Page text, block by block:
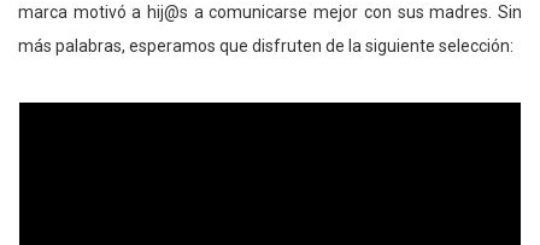
marca motivó a hij@s a comunicarse mejor con sus madres. Sin
más palabras, esperamos que disfruten de la siguiente selección: